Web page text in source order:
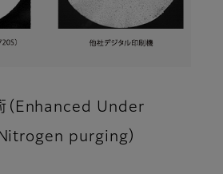
（Enhanced Under
purging）